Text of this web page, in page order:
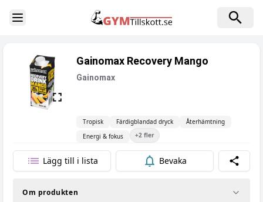
Toggle Sidebar
Gainomax Recovery Mango
Gainomax
Tropisk Färdigblandad dryck
Återhämtning
Energi & fokus
+2 fler
Lägg till i lista Bevaka Dela
Om produkten